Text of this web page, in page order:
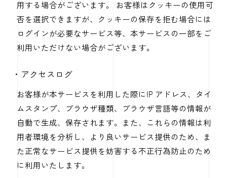
用する場合がございます。 お客様はクッキーの使用可
否を選択できますが、クッキーの保存を拒む場合には
ログインが必要なサービス等、本サービスの一部をご
利用いただけない場合がございます。
・アクセスログ
お客様が本サービスを利用した際にIP アドレス、タイ
ムスタンプ、ブラウザ種類、ブラウザ言語等の情報が
自動で生成、保存されます。また、これらの情報は利
用者環境を分析し、より良いサービス提供のため、ま
た正常なサービス提供を妨害する不正行為防止のため
に利用いたします。